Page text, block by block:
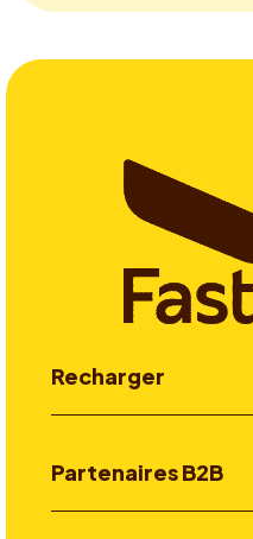
Recharger
Partenaires B2B